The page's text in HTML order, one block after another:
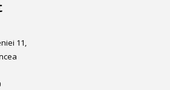
11,